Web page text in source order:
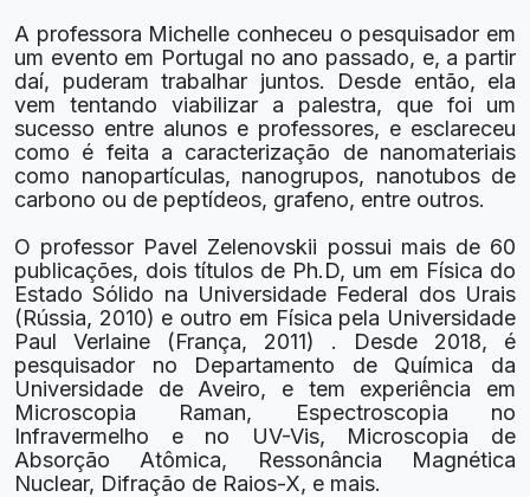
A professora Michelle conheceu o pesquisador em
um evento em Portugal no ano passado, e, a partir
daí, puderam trabalhar juntos. Desde então, ela
vem tentando viabilizar a palestra, que foi um
sucesso entre alunos e professores, e esclareceu
como é feita a caracterização de nanomateriais
como nanopartículas, nanogrupos, nanotubos de
carbono ou de peptídeos, grafeno, entre outros.
O professor Pavel Zelenovskii possui mais de 60
publicações, dois títulos de Ph.D, um em Física do
Estado Sólido na Universidade Federal dos Urais
(Rússia, 2010) e outro em Física pela Universidade
Paul Verlaine (França, 2011) . Desde 2018, é
pesquisador no Departamento de Química da
Universidade de Aveiro, e tem experiência em
Microscopia Raman, Espectroscopia no
Infravermelho e no UV-Vis, Microscopia de
Absorção Atômica, Ressonância Magnética
Nuclear, Difração de Raios-X, e mais.